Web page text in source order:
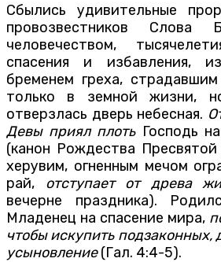
Сбылись удивительные
провозвестников
человечеством,
спасения и избавления,
бременем греха,
только в земной жизни,
отверзлась дверь небесная.
Девы приял плотьГосподь
(канон Рождества
херувим, огненным мечом
рай, отступает от древа
вечерне праздника).
Младенец на спасение мира,
чтобы искупить подзаконных,
усыновление(Гал. 4:4-5).